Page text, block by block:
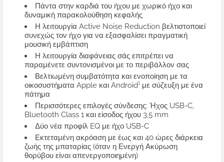
Πάντα στην καρδιά του ήχου με χωρικό ήχο και
δυναμική παρακολούθηση κεφαλής
Η λειτουργία Active Noise Reduction βελτιστοποιεί
συνεχώς τον ήχο για να εξασφαλίσει πραγματική
μουσική εμβάπτιση
Η λειτουργία διαφάνειας σάς επιτρέπει να
παραμένετε συντονισμένοι με το περιβάλλον σας
Βελτιωμένη συμβατότητα και ενοποίηση με τα
οικοσυστήματα Apple και Android¹ με σύζευξη με ένα
πάτημα
Περισσότερες επιλογές σύνδεσης: Ήχος USB-C,
Bluetooth Class 1 και είσοδος ήχου 3,5 mm
Δύο νέα προφίλ EQ με ήχο USB-C
Εκτεταμένη ακρόαση με έως και 40 ώρες διάρκεια
ζωής της μπαταρίας (όταν η Ενεργή Ακύρωση
θορύβου είναι απενεργοποιημένη)